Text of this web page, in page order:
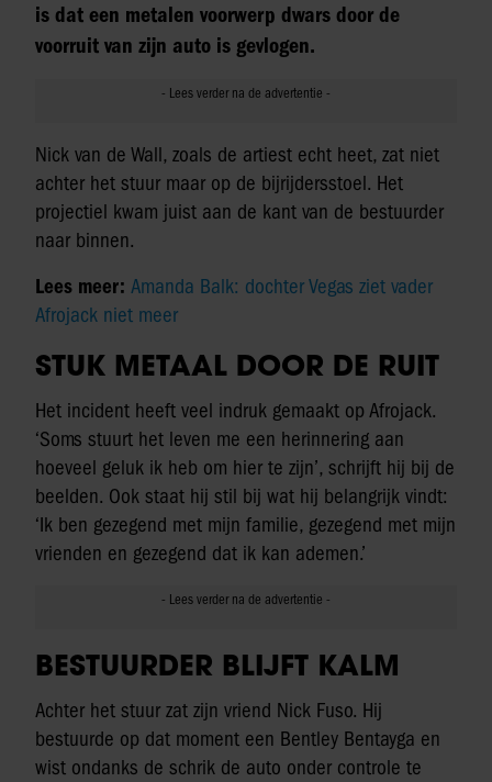
is dat een metalen voorwerp dwars door de
voorruit van zijn auto is gevlogen.
Nick van de Wall, zoals de artiest echt heet, zat niet
achter het stuur maar op de bijrijdersstoel. Het
projectiel kwam juist aan de kant van de bestuurder
naar binnen.
Lees meer: Amanda Balk: dochter Vegas ziet vader
Afrojack niet meer
STUK METAAL DOOR DE RUIT
Het incident heeft veel indruk gemaakt op Afrojack.
‘Soms stuurt het leven me een herinnering aan
hoeveel geluk ik heb om hier te zijn’, schrijft hij bij de
beelden. Ook staat hij stil bij wat hij belangrijk vindt:
‘Ik ben gezegend met mijn familie, gezegend met mijn
vrienden en gezegend dat ik kan ademen.’
BESTUURDER BLIJFT KALM
Achter het stuur zat zijn vriend Nick Fuso. Hij
bestuurde op dat moment een Bentley Bentayga en
wist ondanks de schrik de auto onder controle te